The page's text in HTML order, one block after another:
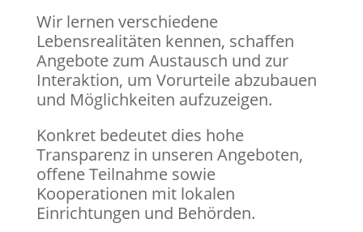
Wir lernen verschiedene
Lebensrealitäten kennen, schaffen
Angebote zum Austausch und zur
Interaktion, um Vorurteile abzubauen
und Möglichkeiten aufzuzeigen.
Konkret bedeutet dies hohe
Transparenz in unseren Angeboten,
offene Teilnahme sowie
Kooperationen mit lokalen
Einrichtungen und Behörden.